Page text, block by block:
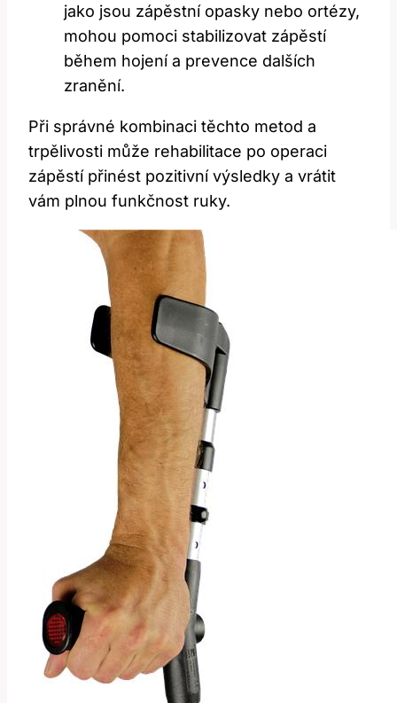
jako jsou zápěstní opasky nebo ortézy,
mohou pomoci stabilizovat zápěstí
během‌ hojení a prevence dalších
zranění.
Při správné kombinaci těchto metod a
trpělivosti⁤ může rehabilitace po⁢ operaci
zápěstí přinést‍ pozitivní ⁣výsledky a vrátit
vám plnou ⁤funkčnost ruky.